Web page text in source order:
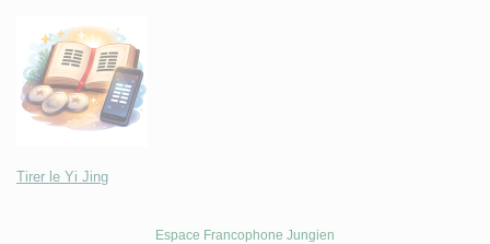
Tirer le Yi Jing
Espace Francophone Jungien